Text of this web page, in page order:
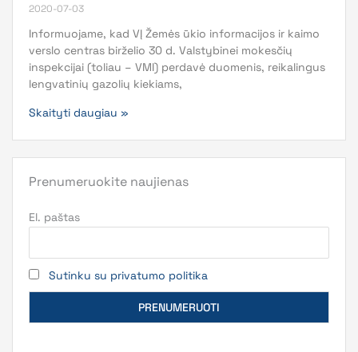
2020-07-03
Informuojame, kad VĮ Žemės ūkio informacijos ir kaimo
verslo centras birželio 30 d. Valstybinei mokesčių
inspekcijai (toliau – VMI) perdavė duomenis, reikalingus
lengvatinių gazolių kiekiams,
Skaityti daugiau »
Prenumeruokite naujienas
El. paštas
Sutinku su privatumo politika